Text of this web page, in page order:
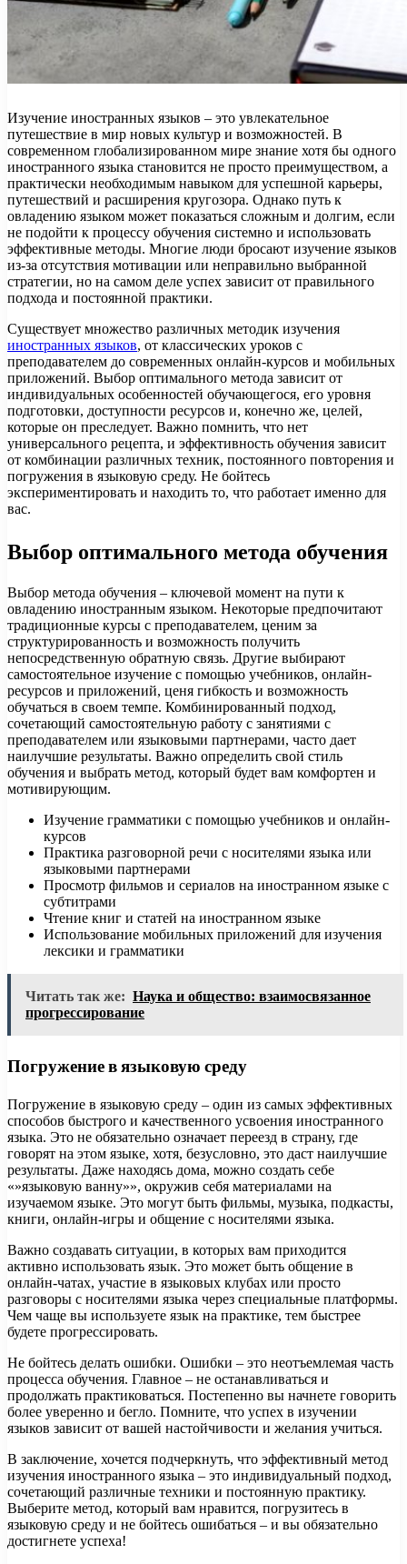
Изучение иностранных языков – это увлекательное
путешествие в мир новых культур и возможностей. В
современном глобализированном мире знание хотя бы одного
иностранного языка становится не просто преимуществом, а
практически необходимым навыком для успешной карьеры,
путешествий и расширения кругозора. Однако путь к
овладению языком может показаться сложным и долгим, если
не подойти к процессу обучения системно и использовать
эффективные методы. Многие люди бросают изучение языков
из-за отсутствия мотивации или неправильно выбранной
стратегии, но на самом деле успех зависит от правильного
подхода и постоянной практики.
Существует множество различных методик изучения
иностранных языков, от классических уроков с
преподавателем до современных онлайн-курсов и мобильных
приложений. Выбор оптимального метода зависит от
индивидуальных особенностей обучающегося, его уровня
подготовки, доступности ресурсов и, конечно же, целей,
которые он преследует. Важно помнить, что нет
универсального рецепта, и эффективность обучения зависит
от комбинации различных техник, постоянного повторения и
погружения в языковую среду. Не бойтесь
экспериментировать и находить то, что работает именно для
вас.
Выбор оптимального метода обучения
Выбор метода обучения – ключевой момент на пути к
овладению иностранным языком. Некоторые предпочитают
традиционные курсы с преподавателем, ценим за
структурированность и возможность получить
непосредственную обратную связь. Другие выбирают
самостоятельное изучение с помощью учебников, онлайн-
ресурсов и приложений, ценя гибкость и возможность
обучаться в своем темпе. Комбинированный подход,
сочетающий самостоятельную работу с занятиями с
преподавателем или языковыми партнерами, часто дает
наилучшие результаты. Важно определить свой стиль
обучения и выбрать метод, который будет вам комфортен и
мотивирующим.
Изучение грамматики с помощью учебников и онлайн-
курсов
Практика разговорной речи с носителями языка или
языковыми партнерами
Просмотр фильмов и сериалов на иностранном языке с
субтитрами
Чтение книг и статей на иностранном языке
Использование мобильных приложений для изучения
лексики и грамматики
Читать так же: Наука и общество: взаимосвязанное
прогрессирование
Погружение в языковую среду
Погружение в языковую среду – один из самых эффективных
способов быстрого и качественного усвоения иностранного
языка. Это не обязательно означает переезд в страну, где
говорят на этом языке, хотя, безусловно, это даст наилучшие
результаты. Даже находясь дома, можно создать себе
«»языковую ванну»», окружив себя материалами на
изучаемом языке. Это могут быть фильмы, музыка, подкасты,
книги, онлайн-игры и общение с носителями языка.
Важно создавать ситуации, в которых вам приходится
активно использовать язык. Это может быть общение в
онлайн-чатах, участие в языковых клубах или просто
разговоры с носителями языка через специальные платформы.
Чем чаще вы используете язык на практике, тем быстрее
будете прогрессировать.
Не бойтесь делать ошибки. Ошибки – это неотъемлемая часть
процесса обучения. Главное – не останавливаться и
продолжать практиковаться. Постепенно вы начнете говорить
более уверенно и бегло. Помните, что успех в изучении
языков зависит от вашей настойчивости и желания учиться.
В заключение, хочется подчеркнуть, что эффективный метод
изучения иностранного языка – это индивидуальный подход,
сочетающий различные техники и постоянную практику.
Выберите метод, который вам нравится, погрузитесь в
языковую среду и не бойтесь ошибаться – и вы обязательно
достигнете успеха!